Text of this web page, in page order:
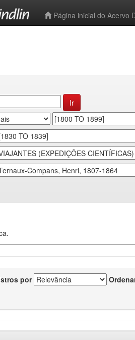
Página inicial do Acervo
por